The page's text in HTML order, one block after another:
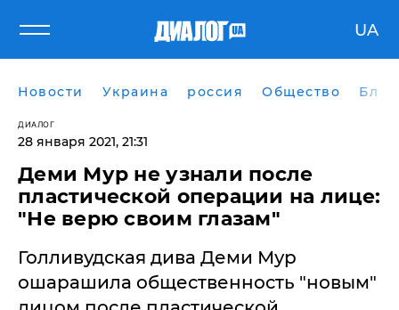
UA
Новости Украина россия Общество
ДИАЛОГ
28 января 2021, 21:31
Деми Мур не узнали после
пластической операции на лице:
"Не верю своим глазам"
Голливудская дива Деми Мур
ошарашила общественность "новым"